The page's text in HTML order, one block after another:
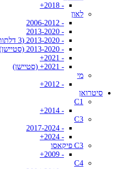
- 2018+
לאון
- 2006-2012
- 2013-2020
- 2013-2020 (3 דלתות)
- 2013-2020 (סטיישן)
- 2021+
- 2021+ (סטיישן)
מי
- 2012+
סיטרואן
C1
- 2014+
C3
- 2017-2024
- 2024+
C3 פיקאסו
- 2009+
C4